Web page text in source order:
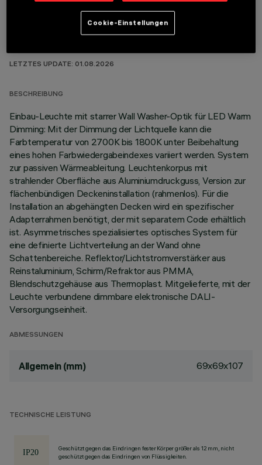
LETZTES UPDATE: 01.08.2026
BESCHREIBUNG
Einbau-Leuchte mit starrer Wall Washer-Optik für LED Warm
Dimming: Mit der Dimmung der Lichtquelle kann die
Farbtemperatur von 2700K bis 1800K unter Beibehaltung
eines hohen Farbwiedergabeindexes variiert werden. System
zur passiven Wärmeableitung. Leuchtenkorpus mit
strahlender Oberfläche aus Aluminiumdruckguss, Version zur
flächenbündigen Deckeninstallation (rahmenlos). Für die
Installation an abgehängten Decken wird ein spezifischer
Adapterrahmen benötigt, der mit separatem Code erhältlich
ist. Asymmetrisches spezialisiertes optisches System für
eine definierte Lichtverteilung an der Wand ohne
Schattenbereiche. Reflektor/Lichtstromverstärker aus
Reinstaluminium, Schirm/Refraktor aus PMMA,
Blendschutzgehäuse aus Thermoplast. Mitgelieferte, mit der
Leuchte verbundene dimmbare elektronische DALI-
Versorgungseinheit.
ABMESSUNGEN
Allgemein (mm) 69x69x107
TECHNISCHE LEISTUNG
Geschützt gegen das Eindringen fester Körper größer als 12 mm, nicht
geschützt gegen das Eindringen von Flüssigkeiten.
Cookie-Einstellungen